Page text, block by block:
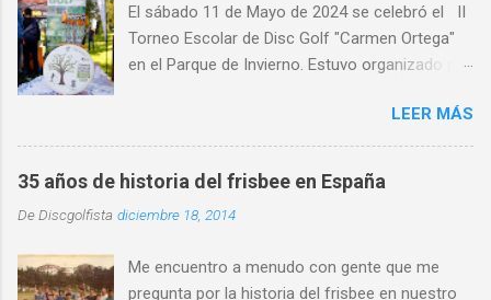
El sábado 11 de Mayo de 2024 se celebró el II
Torneo Escolar de Disc Golf "Carmen Ortega"
en el Parque de Invierno. Estuvo organizado por
de CRK Disc Golf e INNOVA Discs y con la
participación de medio centenar de alumnos de
distintos centros de educativos de Asturias,
primaria y ESO y Bachiller. Alumnado de centros
escolares de distintas localidades de Asturias,
Villaviciosa, Noreña y Oviedo, donde destacó la
LEER MÁS
35 años de historia del frisbee en España
DeDiscgolfista diciembre 18, 2014
Me encuentro a menudo con gente que me
pregunta por la historia del frisbee en nuestro